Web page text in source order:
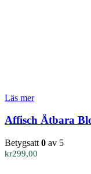
Läs mer
Affisch Ätbara
Betygsatt 0 av 5
kr299,00